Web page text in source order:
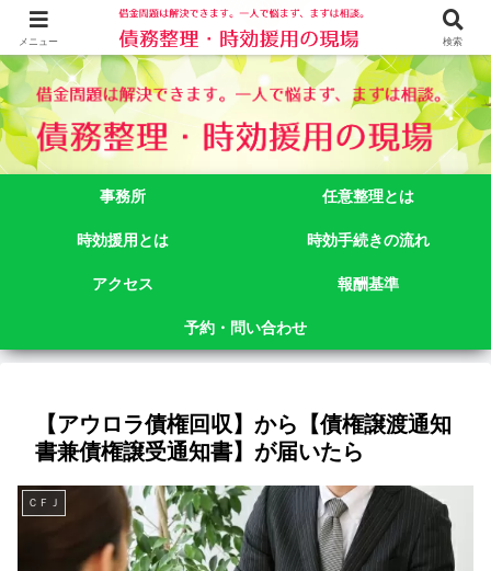
借金問題でお悩みなら司法書士法人御苑総合事務所にご相談下さい。 東京都
新宿区新宿二丁目５番１号アルテビル新宿４階 TEL:03-3356-3750
事務所 任意整理とは
時効援用とは 時効手続きの流れ
アクセス 報酬基準
予約・問い合わせ
【アウロラ債権回収】から【債権譲渡通知
書兼債権譲受通知書】が届いたら
ＣＦＪ
メニュー 検索